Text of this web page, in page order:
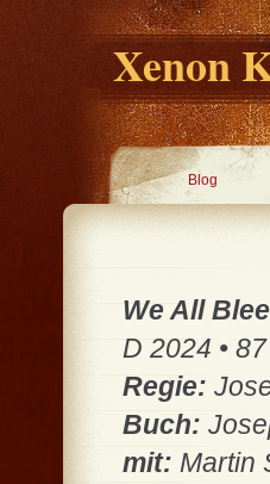
Xenon
Blog
We All
D 2024 •
Regie:
Buch:
mit: Martin